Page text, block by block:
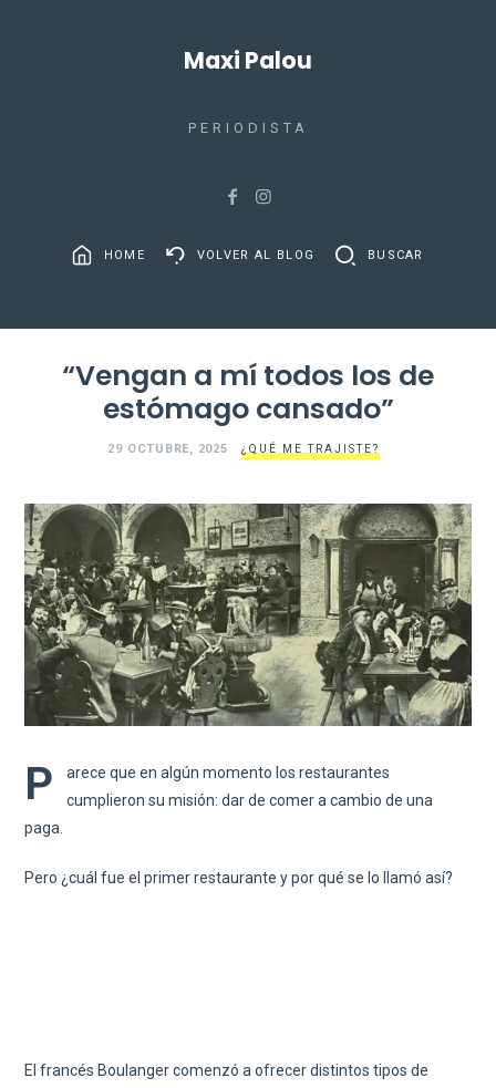
Maxi Palou
PERIODISTA
HOME VOLVER AL BLOG BUSCAR
“Vengan a mí todos los de
estómago cansado”
29 OCTUBRE, 2025 ¿QUÉ ME TRAJISTE?
P
arece que en algún momento los restaurantes
cumplieron su misión: dar de comer a cambio de una
paga.
Pero ¿cuál fue el primer restaurante y por qué se lo llamó así?
El francés Boulanger comenzó a ofrecer distintos tipos de